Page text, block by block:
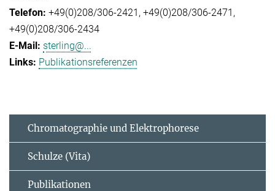
+49(0)208/306-2421 +49(0)208/306-2471
+49(0)208/306-2434
sterling@...
Publikationsreferenzen
Chromatographie und Elektrophorese
Schulze (Vita)
Publikationen